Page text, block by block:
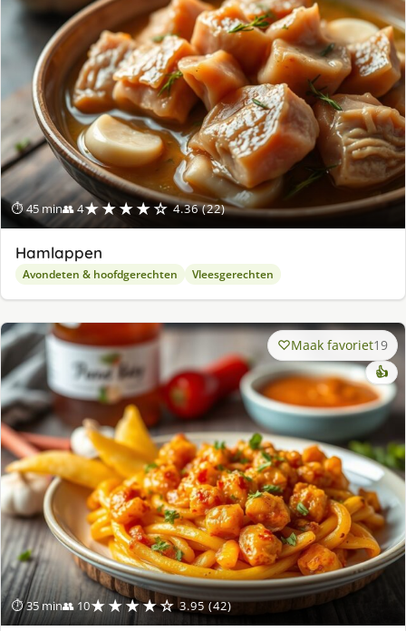
⏱ 45 min👥 4★★★★☆ 4.36 (22)
Hamlappen
Avondeten & hoofdgerechten Vleesgerechten
⏱ 35 min👥 10★★★★☆ 3.95 (42)
Maak favoriet19
👍